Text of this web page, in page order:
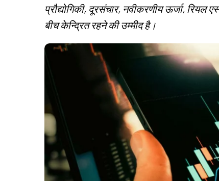
प्रौद्योगिकी, दूरसंचार, नवीकरणीय ऊर्जा,
बीच केन्द्रित रहने की उम्मीद है।